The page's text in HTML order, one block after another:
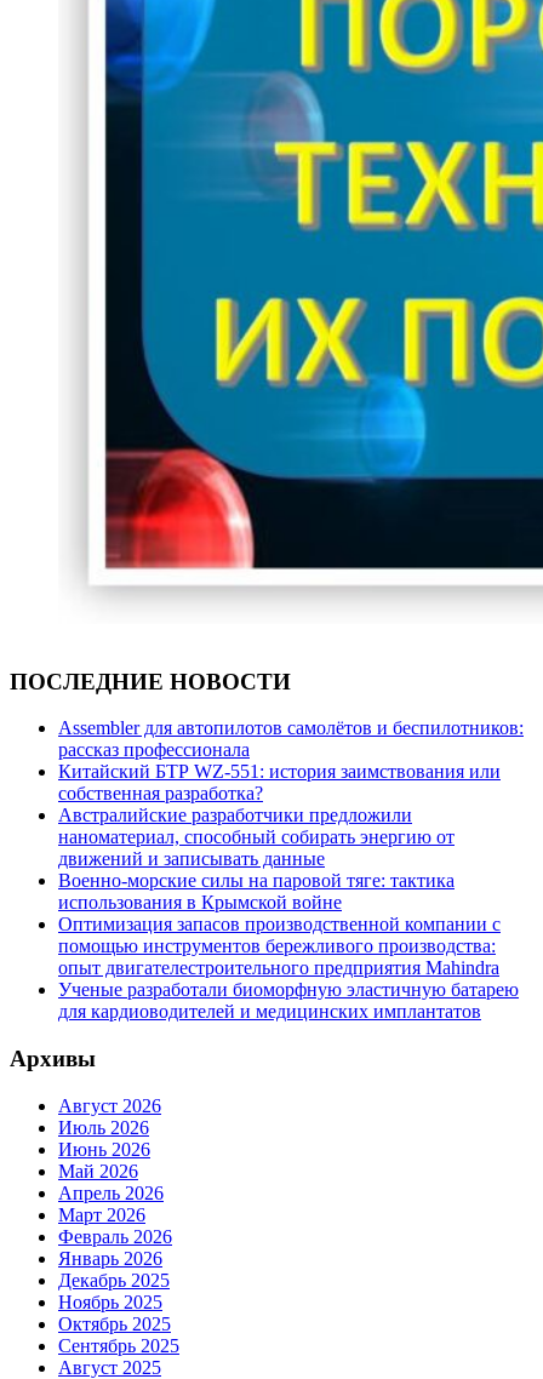
ПОСЛЕДНИЕ НОВОСТИ
Assembler для автопилотов самолётов и беспилотников:
рассказ профессионала
Китайский БТР WZ-551: история заимствования или
собственная разработка?
Австралийские разработчики предложили
наноматериал, способный собирать энергию от
движений и записывать данные
Военно-морские силы на паровой тяге: тактика
использования в Крымской войне
Оптимизация запасов производственной компании с
помощью инструментов бережливого производства:
опыт двигателестроительного предприятия Mahindra
Ученые разработали биоморфную эластичную батарею
для кардиоводителей и медицинских имплантатов
Архивы
Август 2026
Июль 2026
Июнь 2026
Май 2026
Апрель 2026
Март 2026
Февраль 2026
Январь 2026
Декабрь 2025
Ноябрь 2025
Октябрь 2025
Сентябрь 2025
Август 2025